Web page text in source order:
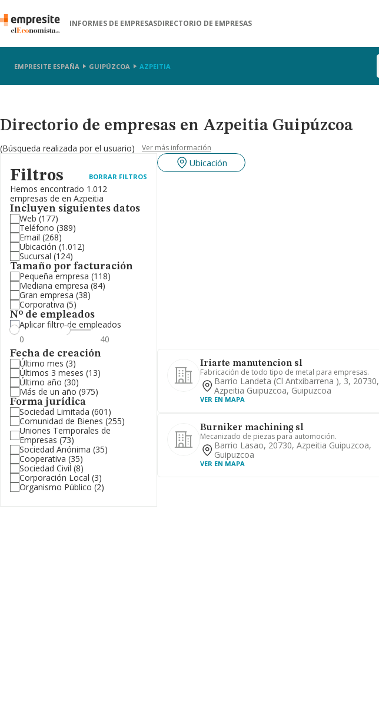
INFORMES DE EMPRESASDIRECTORIO DE EMPRESAS
EMPRESITE ESPAÑA GUIPÚZCOA AZPEITIA
Directorio de empresas en Azpeitia Guipúzcoa
(Búsqueda realizada por el usuario) Ver más información
Filtros BORRAR FILTROS
Hemos encontrado 1.012
empresas de en Azpeitia
Incluyen siguientes datos
Web (177)
Teléfono (389)
Email (268)
Ubicación (1.012)
Sucursal (124)
Tamaño por facturación
Pequeña empresa (118)
Mediana empresa (84)
Gran empresa (38)
Corporativa (5)
Nº de empleados
Aplicar filtro de empleados
Fecha de creación
Último mes (3)
Últimos 3 meses (13)
Último año (30)
Más de un año (975)
Forma jurídica
Sociedad Limitada (601)
Comunidad de Bienes (255)
Uniones Temporales de
Empresas (73)
Sociedad Anónima (35)
Cooperativa (35)
Sociedad Civil (8)
Corporación Local (3)
Organismo Público (2)
Ubicación
Iriarte manutencion sl
Fabricación de todo tipo de metal para empresas.
Barrio Landeta (cl Antxibarrena ), 3, 20730,
Azpeitia Guipuzcoa, Guipuzcoa
VER EN MAPA
Burniker machining sl
Mecanizado de piezas para automoción.
Barrio Lasao, 20730, Azpeitia Guipuzcoa,
Guipuzcoa
VER EN MAPA